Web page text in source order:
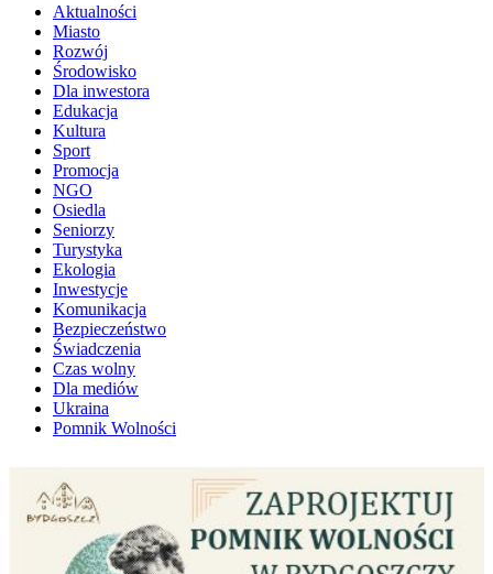
Aktualności
Miasto
Rozwój
Środowisko
Dla inwestora
Edukacja
Kultura
Sport
Promocja
NGO
Osiedla
Seniorzy
Turystyka
Ekologia
Inwestycje
Komunikacja
Bezpieczeństwo
Świadczenia
Czas wolny
Dla mediów
Ukraina
Pomnik Wolności